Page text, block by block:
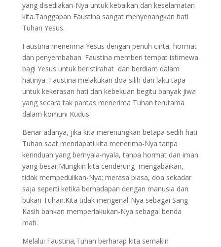
yang disediakan-Nya untuk kebaikan dan keselamatan
kita.Tanggapan Faustina sangat menyenangkan hati
Tuhan Yesus.
Faustina menerima Yesus dengan penuh cinta, hormat
dan penyembahan. Faustina memberi tempat istimewa
bagi Yesus untuk beristirahat dan berdiam dalam
hatinya. Faustina melakukan doa silih dan laku tapa
untuk kekerasan hati dan kebekuan begitu banyak jiwa
yang secara tak pantas menerima Tuhan terutama
dalam komuni Kudus.
Benar adanya, jika kita merenungkan betapa sedih hati
Tuhan saat mendapati kita menerima-Nya tanpa
kerinduan yang bernyala-nyala, tanpa hormat dan iman
yang besar.Mungkin kita cenderung mengabaikan,
tidak mempedulikan-Nya; merasa biasa, doa sekadar
saja seperti ketika berhadapan dengan manusia dan
bukan Tuhan.Kita tidak mengenal-Nya sebagai Sang
Kasih bahkan memperlakukan-Nya sebagai benda
mati.
Melalui Faustina,Tuhan berharap kita semakin